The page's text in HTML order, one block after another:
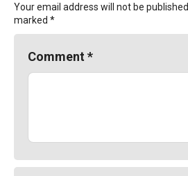
Your email address will not be published.
marked *
Comment *